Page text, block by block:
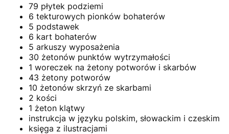
79 płytek podziemi
6 tekturowych pionków bohaterów
5 podstawek
6 kart bohaterów
5 arkuszy wyposażenia
30 żetonów punktów wytrzymałości
1 woreczek na żetony potworów i skarbów
43 żetony potworów
10 żetonów skrzyń ze skarbami
2 kości
1 żeton klątwy
instrukcja w języku polskim, słowackim i czeskim
księga z ilustracjami